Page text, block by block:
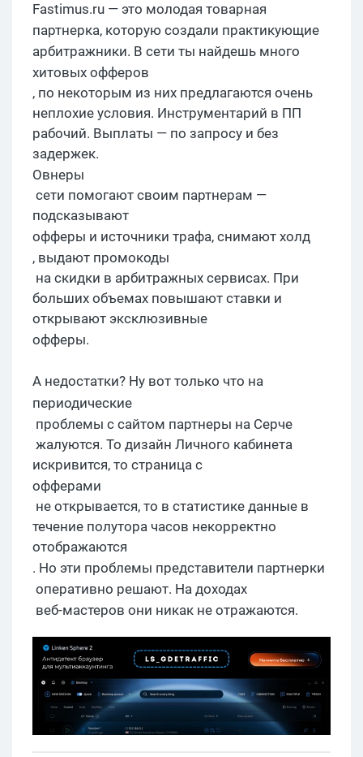
Fastimus.ru — это молодая товарная
партнерка, которую создали практикующие
арбитражники. В сети ты найдешь много
хитовых офферов
, по некоторым из них предлагаются очень
неплохие условия. Инструментарий в ПП
рабочий. Выплаты — по запросу и без
задержек.
Овнеры
сети помогают своим партнерам —
подсказывают
офферы и источники трафа, снимают холд
, выдают промокоды
на скидки в арбитражных сервисах. При
больших объемах повышают ставки и
открывают эксклюзивные
офферы.
А недостатки? Ну вот только что на
периодические
проблемы с сайтом партнеры на Серче
жалуются. То дизайн Личного кабинета
искривится, то страница с
офферами
не открывается, то в статистике данные в
течение полутора часов некорректно
отображаются
. Но эти проблемы представители партнерки
оперативно решают. На доходах
веб-мастеров они никак не отражаются.